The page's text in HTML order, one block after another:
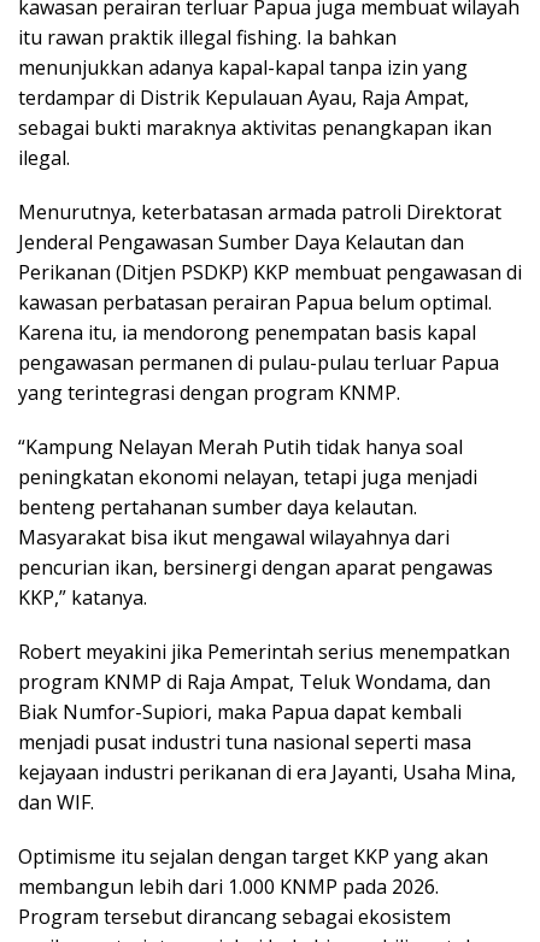
kawasan perairan terluar Papua juga membuat wilayah
itu rawan praktik illegal fishing. Ia bahkan
menunjukkan adanya kapal-kapal tanpa izin yang
terdampar di Distrik Kepulauan Ayau, Raja Ampat,
sebagai bukti maraknya aktivitas penangkapan ikan
ilegal.
Menurutnya, keterbatasan armada patroli Direktorat
Jenderal Pengawasan Sumber Daya Kelautan dan
Perikanan (Ditjen PSDKP) KKP membuat pengawasan di
kawasan perbatasan perairan Papua belum optimal.
Karena itu, ia mendorong penempatan basis kapal
pengawasan permanen di pulau-pulau terluar Papua
yang terintegrasi dengan program KNMP.
“Kampung Nelayan Merah Putih tidak hanya soal
peningkatan ekonomi nelayan, tetapi juga menjadi
benteng pertahanan sumber daya kelautan.
Masyarakat bisa ikut mengawal wilayahnya dari
pencurian ikan, bersinergi dengan aparat pengawas
KKP,” katanya.
Robert meyakini jika Pemerintah serius menempatkan
program KNMP di Raja Ampat, Teluk Wondama, dan
Biak Numfor-Supiori, maka Papua dapat kembali
menjadi pusat industri tuna nasional seperti masa
kejayaan industri perikanan di era Jayanti, Usaha Mina,
dan WIF.
Optimisme itu sejalan dengan target KKP yang akan
membangun lebih dari 1.000 KNMP pada 2026.
Program tersebut dirancang sebagai ekosistem